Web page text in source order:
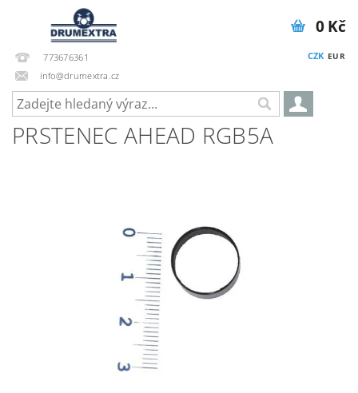
773676361
info@drumextra.cz
CZK EUR
0 Kč
PRSTENEC AHEAD RGB5A